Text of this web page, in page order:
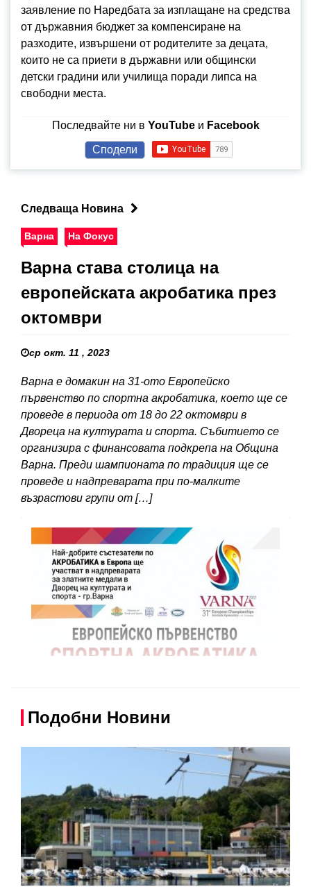
заявление по Наредбата за изплащане на средства
от държавния бюджет за компенсиране на
разходите, извършени от родителите за децата,
които не са приети в държавни или общински
детски градини или училища поради липса на
свободни места.
Последвайте ни в YouTubeи Facebook
Сподели
Следваща Новина
Варна На Фокус
Варна става столица на
европейската акробатика през
октомври
ср окт. 11 , 2023
Варна е домакин на 31-ото Европейско
първенство по спортна акробатика, което ще се
проведе в периода от 18 до 22 октомври в
Двореца на културата и спорта. Събитието се
организира с финансовата подкрепа на Община
Варна. Преди шампионата по традиция ще се
проведе и надпреварата при по-малките
възрастови групи от […]
Подобни Новини